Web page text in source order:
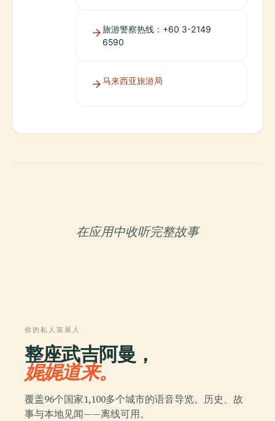
旅游警察热线：+60 3-2149
6590
马来西亚旅游局
在应用中收听完整故事
你的私人策展人
整座武吉阿曼，
娓娓道来。
覆盖96个国家1,100多个城市的语音导览。历史、故
事与本地见闻——离线可用。